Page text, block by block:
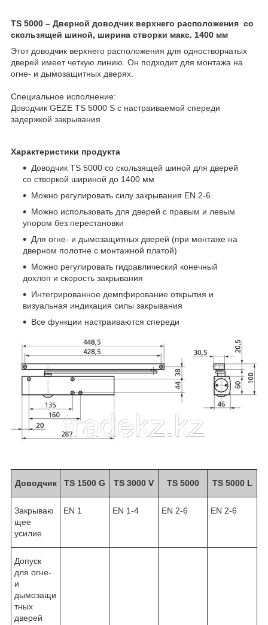
TS 5000 – Дверной доводчик верхнего расположения со
скользящей шиной, ширина створки макс. 1400 мм
Этот доводчик верхнего расположения для одностворчатых
дверей имеет четкую линию. Он подходит для монтажа на
огне- и дымозащитных дверях.
Специальное исполнение:
Доводчик GEZE TS 5000 S с настраиваемой спереди
задержкой закрывания
Характеристики продукта
Доводчик TS 5000 со скользящей шиной для дверей
со створкой шириной до 1400 мм
Можно регулировать силу закрывания EN 2-6
Можно использовать для дверей с правым и левым
упором без перестановки
Для огне- и дымозащитных дверей (при монтаже на
дверном полотне с монтажной платой)
Можно регулировать гидравлический конечный
дохлоп и скорость закрывания
Интегрированное демпфирование открытия и
визуальная индикация силы закрывания
Все функции настраиваются спереди
Доводчик TS 1500 G TS 3000 V TS 5000 TS 5000 L
Закрываю
щее
усилие
EN 1 EN 1-4 EN 2-6 EN 2-6
Допуск
для огне-
и
дымозащи
тных
дверей